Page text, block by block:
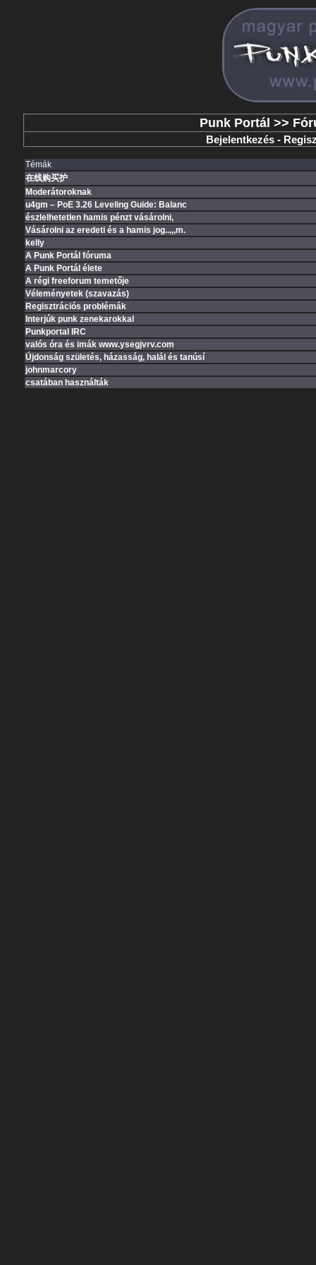
Punk Portál >>
Bejelentkezés -
Témák
在线购买护
Moderátoroknak
u4gm – PoE 3.26 Leveling Guide: Balanc
észlelhetetlen hamis pénzt vásárolni,
Vásárolni az eredeti és a hamis jog..,,,m.
kelly
A Punk Portál fóruma
A Punk Portál élete
A régi freeforum temetője
Véleményetek (szavazás)
Regisztrációs problémák
Interjúk punk zenekarokkal
Punkportal IRC
valós óra és imák www.ysegjvrv.com
Újdonság születés, házasság, halál és tanúsí
johnmarcory
csatában használták